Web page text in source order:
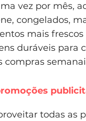
vez por mês,
congelados,
mais
duráveis para
compras
todas as